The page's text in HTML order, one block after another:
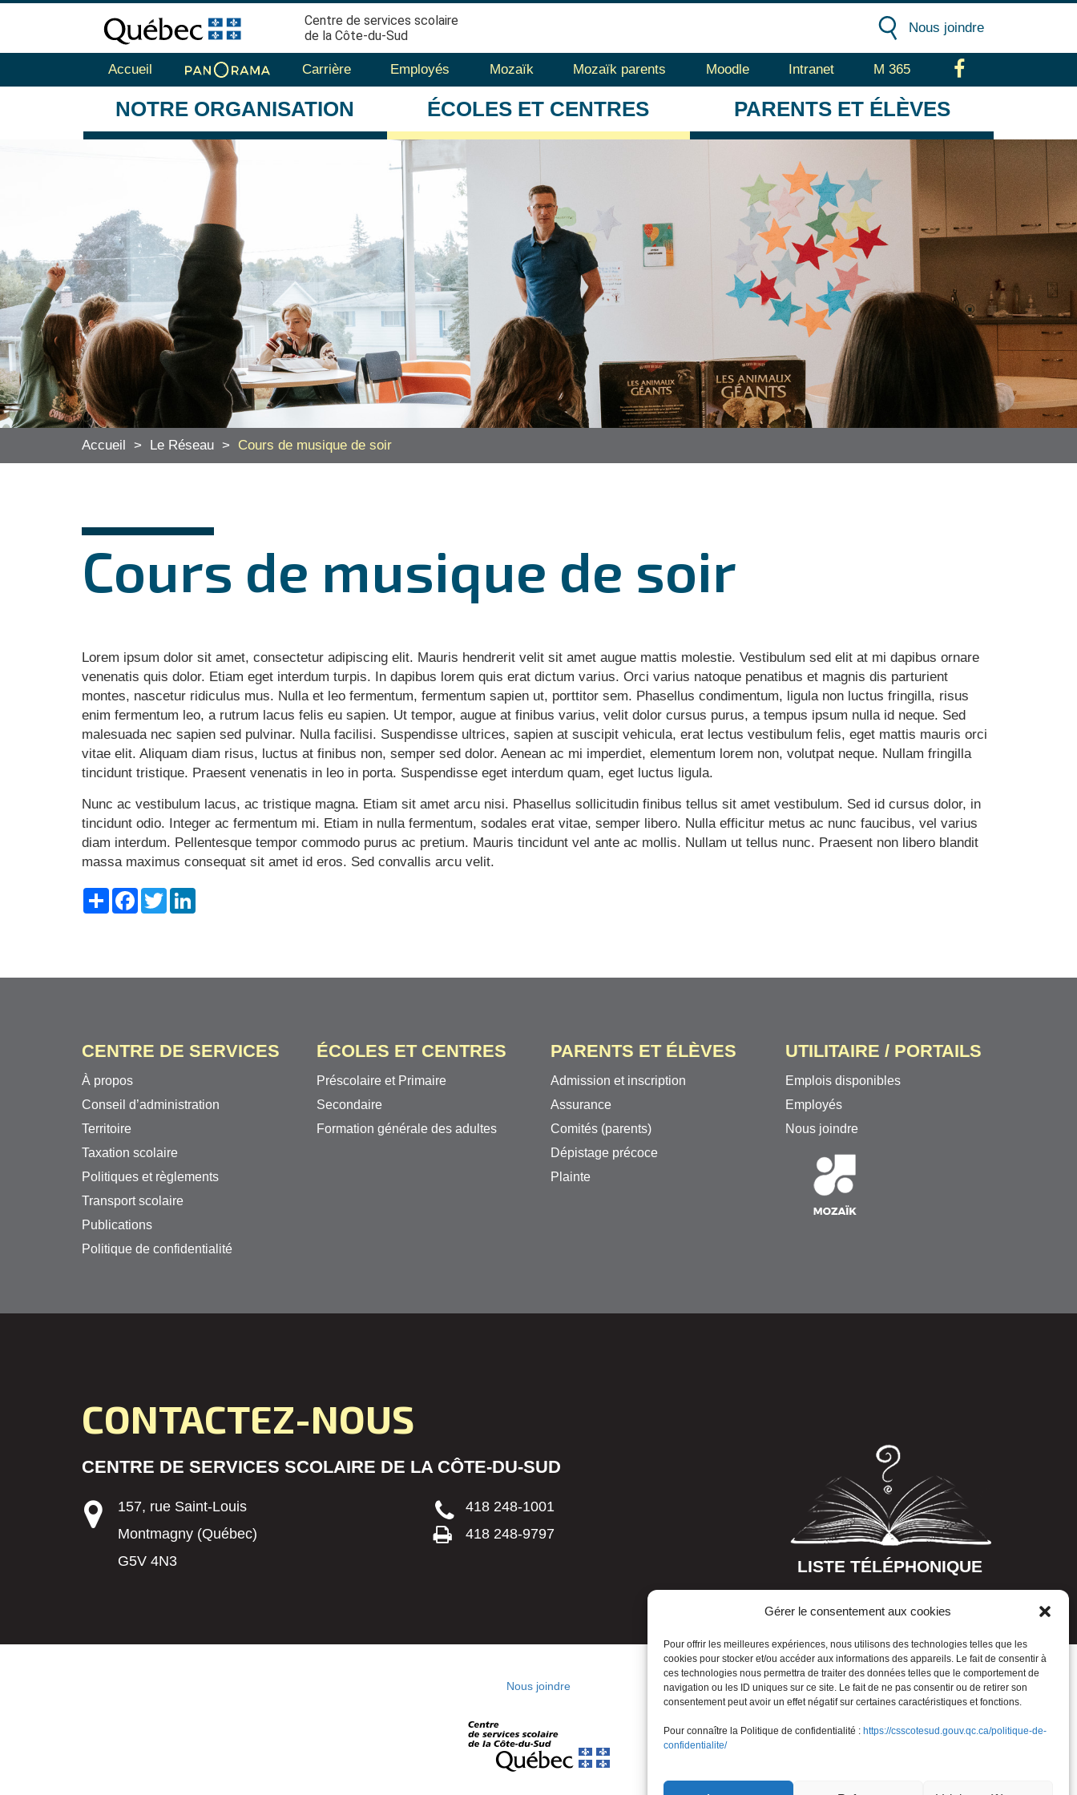
Gérer le consentement aux cookies
Pour offrir les meilleures expériences, nous utilisons des technologies telles que les
cookies pour stocker et/ou accéder aux informations des appareils. Le fait de consentir à
ces technologies nous permettra de traiter des données telles que le comportement de
navigation ou les ID uniques sur ce site. Le fait de ne pas consentir ou de retirer son
consentement peut avoir un effet négatif sur certaines caractéristiques et fonctions.
Pour connaître la Politique de confidentialité : https://csscotesud.gouv.qc.ca/politique-de-
confidentialite/
Centre de services scolaire
de la Côte-du-Sud
Nous joindre
Accueil Carrière Employés Mozaïk Mozaïk parents Moodle Intranet M 365
NOTRE ORGANISATION ÉCOLES ET CENTRES PARENTS ET ÉLÈVES
Accueil > Le Réseau > Cours de musique de soir
Cours de musique de soir
Lorem ipsum dolor sit amet, consectetur adipiscing elit. Mauris hendrerit velit sit amet augue mattis molestie. Vestibulum sed elit at mi dapibus ornare
venenatis quis dolor. Etiam eget interdum turpis. In dapibus lorem quis erat dictum varius. Orci varius natoque penatibus et magnis dis parturient
montes, nascetur ridiculus mus. Nulla et leo fermentum, fermentum sapien ut, porttitor sem. Phasellus condimentum, ligula non luctus fringilla, risus
enim fermentum leo, a rutrum lacus felis eu sapien. Ut tempor, augue at finibus varius, velit dolor cursus purus, a tempus ipsum nulla id neque. Sed
malesuada nec sapien sed pulvinar. Nulla facilisi. Suspendisse ultrices, sapien at suscipit vehicula, erat lectus vestibulum felis, eget mattis mauris orci
vitae elit. Aliquam diam risus, luctus at finibus non, semper sed dolor. Aenean ac mi imperdiet, elementum lorem non, volutpat neque. Nullam fringilla
tincidunt tristique. Praesent venenatis in leo in porta. Suspendisse eget interdum quam, eget luctus ligula.
Nunc ac vestibulum lacus, ac tristique magna. Etiam sit amet arcu nisi. Phasellus sollicitudin finibus tellus sit amet vestibulum. Sed id cursus dolor, in
tincidunt odio. Integer ac fermentum mi. Etiam in nulla fermentum, sodales erat vitae, semper libero. Nulla efficitur metus ac nunc faucibus, vel varius
diam interdum. Pellentesque tempor commodo purus ac pretium. Mauris tincidunt vel ante ac mollis. Nullam ut tellus nunc. Praesent non libero blandit
massa maximus consequat sit amet id eros. Sed convallis arcu velit.
ShareFacebook
Twitter
CENTRE DE SERVICES
À propos
Conseil d’administration
Territoire
Taxation scolaire
Politiques et règlements
Transport scolaire
Publications
Politique de confidentialité
ÉCOLES ET CENTRES
Préscolaire et Primaire
Secondaire
Formation générale des adultes
PARENTS ET ÉLÈVES
Admission et inscription
Assurance
Comités (parents)
Dépistage précoce
Plainte
UTILITAIRE / PORTAILS
Emplois disponibles
Employés
Nous joindre
CONTACTEZ-NOUS
CENTRE DE SERVICES SCOLAIRE DE LA CÔTE-DU-SUD
157, rue Saint-Louis
Montmagny (Québec)
G5V 4N3
418 248-1001
418 248-9797
LISTE TÉLÉPHONIQUE
Nous joindre